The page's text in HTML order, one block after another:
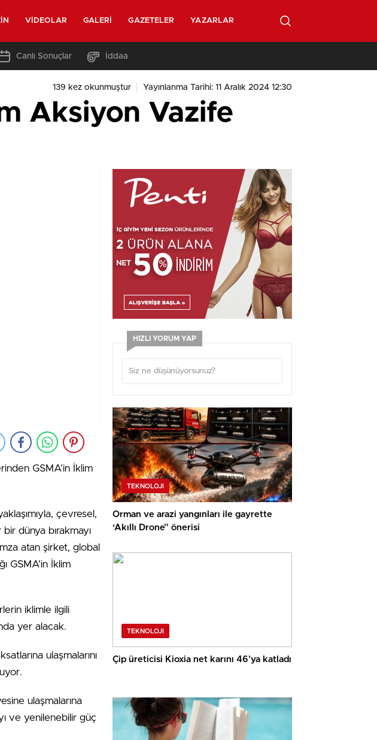
VIDEOLAR GALERI GAZETELER YAZARLAR
Canlı Sonuçlar İddaa
139 kez okunmuştur Yayınlanma Tarihi: 11 Aralık 2024 12:30
Aksiyon Vazife
GSMA’in İklim
çevresel,
dünya bırakmayı
atan şirket, global
GSMA’in İklim
iklimle ilgili
yer alacak.
ulaşmalarını
ulaşmalarına
ve yenilenebilir güç
HIZLI YORUM YAP
TEKNOLOJI
Orman ve arazi yangınları ile gayrette
‘Akıllı Drone” önerisi
TEKNOLOJI
Çip üreticisi Kioxia net karını 46’ya katladı